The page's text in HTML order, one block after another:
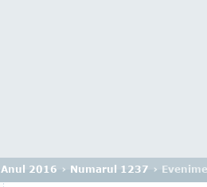
Anul 2016 › Numarul 1237 ›